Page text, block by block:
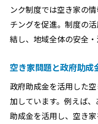
ンク制度では空き家の
チングを促進。制度の
結し、地域全体の安全・
空き家問題と政府助成
政府助成金を活用した
加しています。例えば
助成金を活用し、空き